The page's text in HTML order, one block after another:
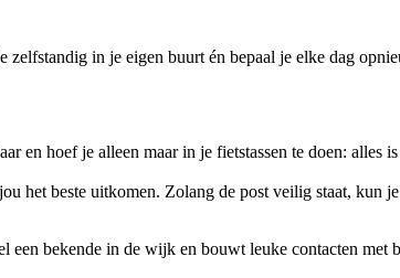
in je eigen buurt én bepaal je elke dag
en hoef je alleen maar in je fietstassen te doen: alles
het beste uitkomen. Zolang de post veilig staat, kun
bekende in de wijk en bouwt leuke contacten met